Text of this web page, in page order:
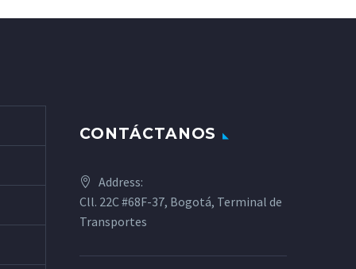
CONTÁCTANOS
Address:
Cll. 22C #68F-37, Bogotá, Terminal de
Transportes